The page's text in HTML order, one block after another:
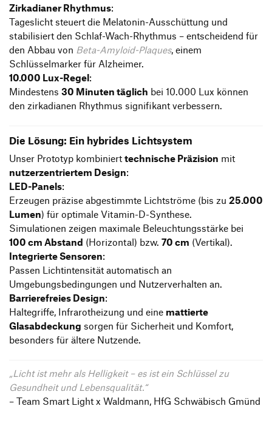
Zirkadianer Rhythmus:
Tageslicht steuert die Melatonin-Ausschüttung und
stabilisiert den Schlaf-Wach-Rhythmus – entscheidend für
den Abbau von Beta-Amyloid-Plaques, einem
Schlüsselmarker für Alzheimer.
10.000 Lux-Regel:
Mindestens 30 Minuten täglich bei 10.000 Lux können
den zirkadianen Rhythmus signifikant verbessern.
Die Lösung: Ein hybrides Lichtsystem
Unser Prototyp kombiniert technische Präzision mit
nutzerzentriertem Design:
LED-Panels:
Erzeugen präzise abgestimmte Lichtströme (bis zu 25.000
Lumen) für optimale Vitamin-D-Synthese.
Simulationen zeigen maximale Beleuchtungsstärke bei
100 cm Abstand (Horizontal) bzw. 70 cm (Vertikal).
Integrierte Sensoren:
Passen Lichtintensität automatisch an
Umgebungsbedingungen und Nutzerverhalten an.
Barrierefreies Design:
Haltegriffe, Infrarotheizung und eine mattierte
Glasabdeckung sorgen für Sicherheit und Komfort,
besonders für ältere Nutzende.
„Licht ist mehr als Helligkeit – es ist ein Schlüssel zu
Gesundheit und Lebensqualität.“
– Team Smart Light x Waldmann, HfG Schwäbisch Gmünd